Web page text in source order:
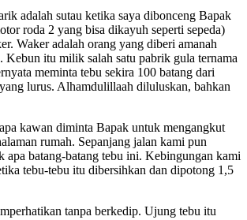
adalah sutau ketika saya dibonceng Bapak
roda 2 yang bisa dikayuh seperti sepeda)
Waker adalah orang yang diberi amanah
Kebun itu milik salah satu pabrik gula ternama
meminta tebu sekira 100 batang dari
lurus. Alhamdulillaah diluluskan, bahkan
kawan diminta Bapak untuk mengangkut
rumah. Sepanjang jalan kami pun
apa batang-batang tebu ini. Kebingungan kami
tebu-tebu itu dibersihkan dan dipotong 1,5
tanpa berkedip. Ujung tebu itu